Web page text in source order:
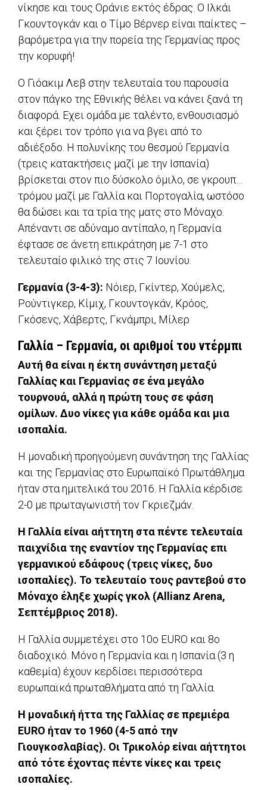
νίκησε και τους Οράνιε εκτός έδρας. Ο Ιλκάι
Γκουντογκάν και ο Τίμο Βέρνερ είναι παίκτες –
βαρόμετρα για την πορεία της Γερμανίας προς
την κορυφή!
Ο Γιόακιμ Λεβ στην τελευταία του παρουσία
στον πάγκο της Εθνικής θέλει να κάνει ξανά τη
διαφορά. Εχει ομάδα με ταλέντο, ενθουσιασμό
και ξέρει τον τρόπο για να βγει από το
αδιέξοδο. Η πολυνίκης του θεσμού Γερμανία
(τρεις κατακτήσεις μαζί με την Ισπανία)
βρίσκεται στον πιο δύσκολο όμιλο, σε γκρουπ…
τρόμου μαζί με Γαλλία και Πορτογαλία, ωστόσο
θα δώσει και τα τρία της ματς στο Μόναχο.
Απέναντι σε αδύναμο αντίπαλο, η Γερμανία
έφτασε σε άνετη επικράτηση με 7-1 στο
τελευταίο φιλικό της στις 7 Ιουνίου.
Γερμανία (3-4-3): Νόιερ, Γκίντερ, Χούμελς,
Ρούντιγκερ, Κίμιχ, Γκουντογκάν, Κρόος,
Γκόσενς, Χάβερτς, Γκνάμπρι, Μίλερ
Γαλλία – Γερμανία, οι αριθμοί του ντέρμπι
Αυτή θα είναι η έκτη συνάντηση μεταξύ
Γαλλίας και Γερμανίας σε ένα μεγάλο
τουρνουά, αλλά η πρώτη τους σε φάση
ομίλων. Δυο νίκες για κάθε ομάδα και μια
ισοπαλία.
Η μοναδική προηγούμενη συνάντηση της Γαλλίας
και της Γερμανίας στο Ευρωπαϊκό Πρωτάθλημα
ήταν στα ημιτελικά του 2016. Η Γαλλία κέρδισε
2-0 με πρωταγωνιστή τον Γκριεζμάν.
Η Γαλλία είναι αήττητη στα πέντε τελευταία
παιχνίδια της εναντίον της Γερμανίας επι
γερμανικού εδάφους (τρεις νίκες, δυο
ισοπαλίες). Το τελευταίο τους ραντεβού στο
Μόναχο έληξε χωρίς γκολ (Allianz Arena,
Σεπτέμβριος 2018).
Η Γαλλία συμμετέχει στο 10ο EURO και 8ο
διαδοχικό. Μόνο η Γερμανία και η Ισπανία (3 η
καθεμία) έχουν κερδίσει περισσότερα
ευρωπαϊκά πρωταθλήματα από τη Γαλλία.
Η μοναδική ήττα της Γαλλίας σε πρεμιέρα
EURO ήταν το 1960 (4-5 από την
Γιουγκοσλαβίας). Οι Τρικολόρ είναι αήττητοι
από τότε έχοντας πέντε νίκες και τρεις
ισοπαλίες.